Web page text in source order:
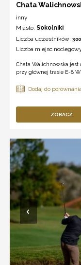
Chata
inny
Miasto: Sokolniki
Liczba uczestników: 300
Liczba miejsc
Chata Walichnowska
przy głównej trasie E-8
ZOBACZ